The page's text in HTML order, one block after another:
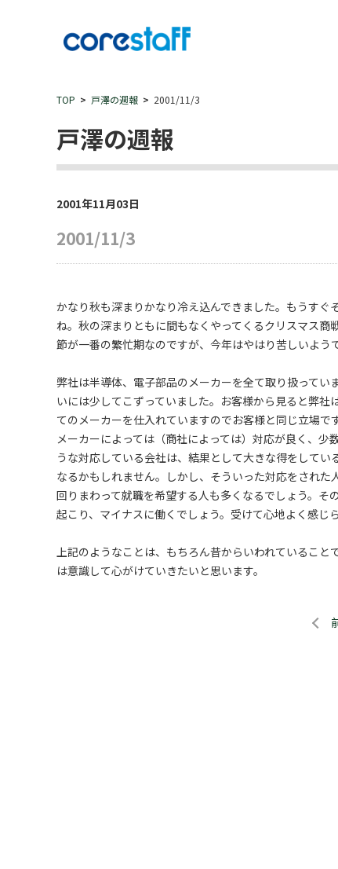
TOP 戸澤の週報 2001/11/3
戸澤の週報
2001年11月03日
2001/11/3
かなり秋も深まりかなり冷え込んできました。もうす
ね。秋の深まりともに間もなくやってくるクリスマス
節が一番の繁忙期なのですが、今年はやはり苦しいよう
弊社は半導体、電子部品のメーカーを全て取り扱って
いには少してこずっていました。お客様から見ると弊
てのメーカーを仕入れていますのでお客様と同じ立場
メーカーによっては（商社によっては）対応が良く、
うな対応している会社は、結果として大きな得をして
なるかもしれません。しかし、そういった対応をされた
回りまわって就職を希望する人も多くなるでしょう。
起こり、マイナスに働くでしょう。受けて心地よく感じ
上記のようなことは、もちろん昔からいわれているこ
は意識して心がけていきたいと思います。